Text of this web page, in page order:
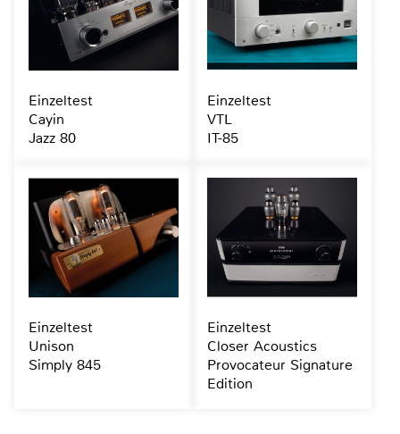
Einzeltest
Cayin
Jazz 80
Einzeltest
VTL
IT-85
Einzeltest
Unison
Simply 845
Einzeltest
Closer Acoustics
Provocateur Signature
Edition